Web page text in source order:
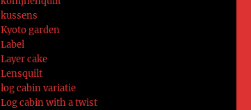
kussens
Kyoto garden
Label
Layer cake
Lensquilt
log cabin variatie
Log cabin with a twist